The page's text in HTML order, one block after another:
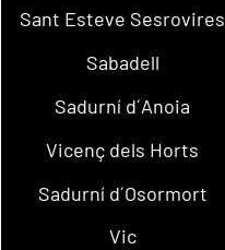
Sant Esteve Sesrovires
Sabadell
Sadurní d´Anoia
Vicenç dels Horts
Sadurní d´Osormort
Vic